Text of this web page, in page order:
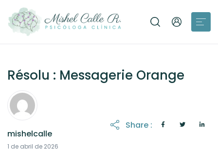
Résolu : Messagerie Orange
mishelcalle
1 de abril de 2026
Share :